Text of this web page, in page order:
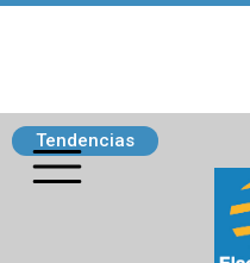
Tendencias